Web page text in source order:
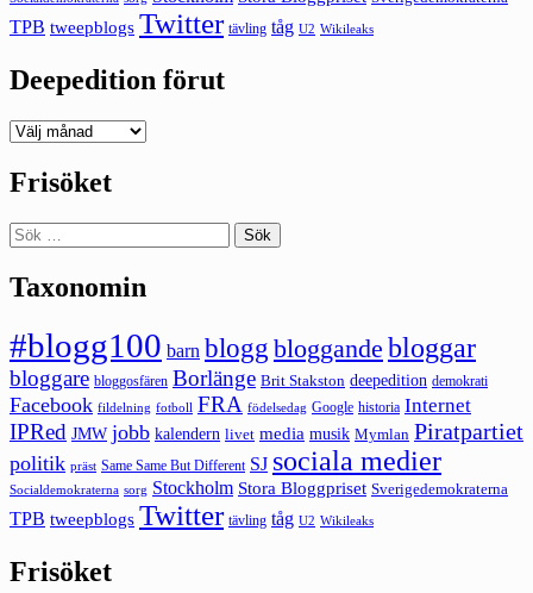
TPB tweepblogs Twitter tävling tåg U2 Wikileaks
Deepedition förut
Deepedition
Frisöket
Sök
efter:
Taxonomin
#blogg100 barn blogg bloggande bloggar
bloggare bloggosfären Borlänge Brit Stakston deepedition demokrati
Facebook fildelning fotboll FRA födelsedag Google historia Internet
IPRed JMW jobb kalendern livet media musik Mymlan Piratpartiet
politik präst Same Same But Different SJ sociala medier
Socialdemokraterna sorg Stockholm Stora Bloggpriset Sverigedemokraterna
TPB tweepblogs Twitter tävling tåg U2 Wikileaks
Frisöket